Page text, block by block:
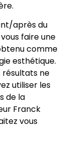
après du
faire une
comme
esthétique.
ne
utiliser les
de la
Franck
vous